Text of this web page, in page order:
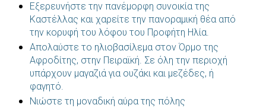
Εξερευνήστε την πανέμορφη συνοικία της
Καστέλλας και χαρείτε την πανοραμική θέα από
την κορυφή του λόφου του Προφήτη Ηλία.
Απολαύστε το ηλιοβασίλεμα στον Όρμο της
Αφροδίτης, στην Πειραϊκή. Σε όλη την περιοχή
υπάρχουν μαγαζιά για ουζάκι και μεζέδες, ή
φαγητό.
Νιώστε τη μοναδική αύρα της πόλης